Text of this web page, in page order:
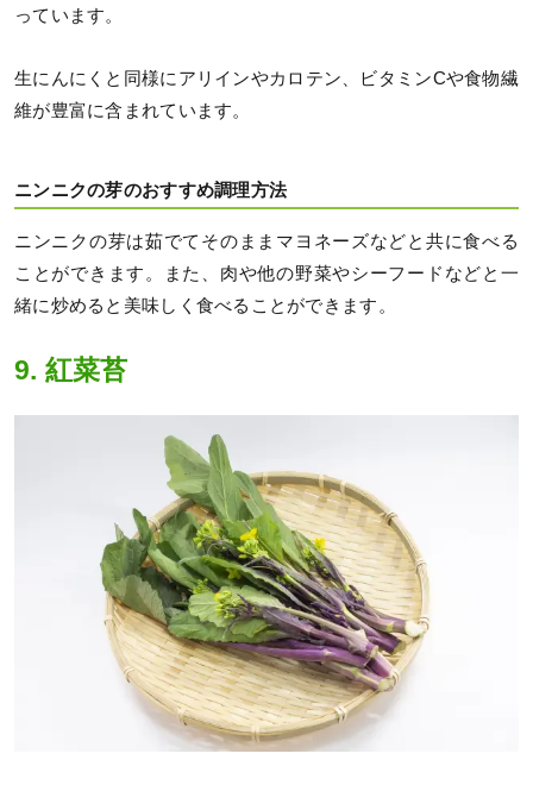
っています。
生にんにくと同様にアリインやカロテン、ビタミンCや食物繊
維が豊富に含まれています。
ニンニクの芽のおすすめ調理方法
ニンニクの芽は茹でてそのままマヨネーズなどと共に食べる
ことができます。また、肉や他の野菜やシーフードなどと一
緒に炒めると美味しく食べることができます。
9. 紅菜苔